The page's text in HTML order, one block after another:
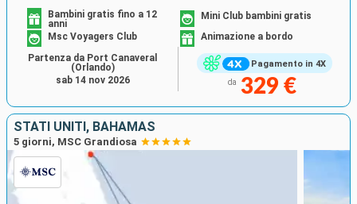
Pagamento in 4X
Bambini gratis fino a 12
anni
Mini Club bambini gratis
Msc Voyagers Club
Animazione a bordo
da 329 €
Partenza da Port Canaveral
(Orlando)
sab 14 nov 2026
STATI UNITI, BAHAMAS
5 giorni, MSC Grandiosa